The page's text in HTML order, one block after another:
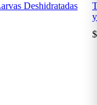
Deshidratadas
$